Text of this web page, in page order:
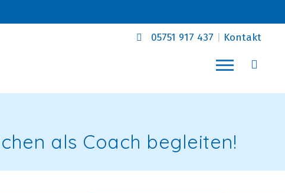
05751 917 437 Kontakt
als Coach begleiten!